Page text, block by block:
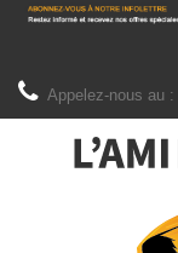
Appelez-nous au :